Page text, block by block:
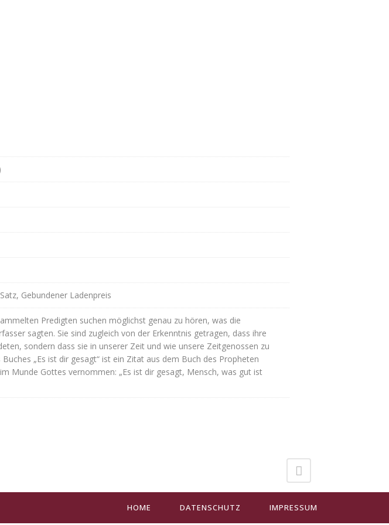
Gebundener Ladenpreis
Predigten suchen möglichst genau zu hören, was die
sagten. Sie sind zugleich von der Erkenntnis getragen, dass ihre
sondern dass sie in unserer Zeit und wie unsere Zeitgenossen zu
„Es ist dir gesagt“ ist ein Zitat aus dem Buch des Propheten
Munde Gottes vernommen: „Es ist dir gesagt, Mensch, was gut ist
HOME DATENSCHUTZ IMPRESSUM